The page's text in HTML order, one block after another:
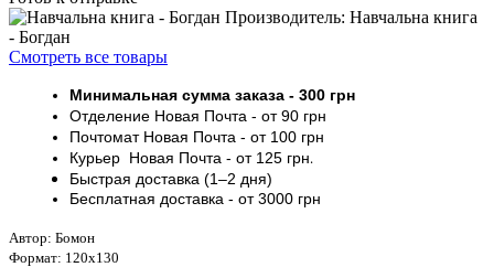
Производитель: Навчальна книга
- Богдан
Смотреть все товары
Минимальная сумма заказа - 300 грн
Отделение Новая Почта - от 90 грн
ПочтоматНовая Почта - от 100 грн
Курьер Новая Почта - от 125 грн.
Быстрая доставка (1–2 дня)
Бесплатная доставка - от 3000 грн
Автор: Бомон
Формат: 120х130